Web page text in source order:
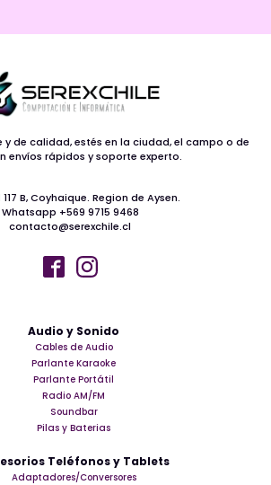
Audio y Sonido
Cables de Audio
Parlante Karaoke
Parlante Portátil
Radio AM/FM
Soundbar
Pilas y Baterias
Teléfonos y Tablets
Adaptadores/Conversores
de calidad, estés en la ciudad, el campo o de
envíos rápidos y soporte experto.
B, Coyhaique. Region de Aysen.
Whatsapp +569 9715 9468
contacto@serexchile.cl